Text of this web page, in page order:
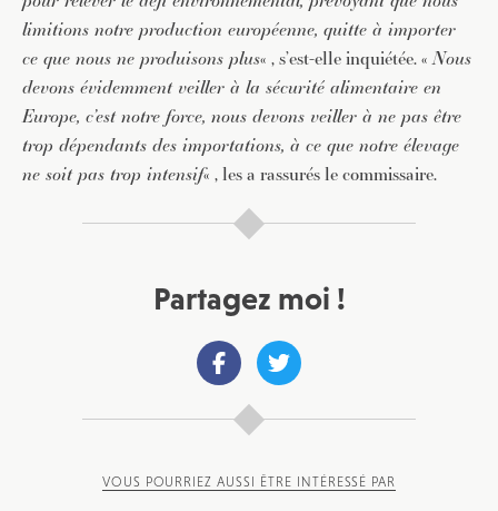
limitions notre production européenne, quitte à importer
ce que nous ne produisons plus« , s’est-elle inquiétée. «Nous
devons évidemment veiller à la sécurité alimentaire en
Europe, c’est notre force, nous devons veiller à ne pas être
trop dépendants des importations, à ce que notre élevage
ne soit pas trop intensif« , les a rassurés le commissaire.
Partagez moi !
VOUS POURRIEZ AUSSI ÊTRE INTÉRESSÉ PAR